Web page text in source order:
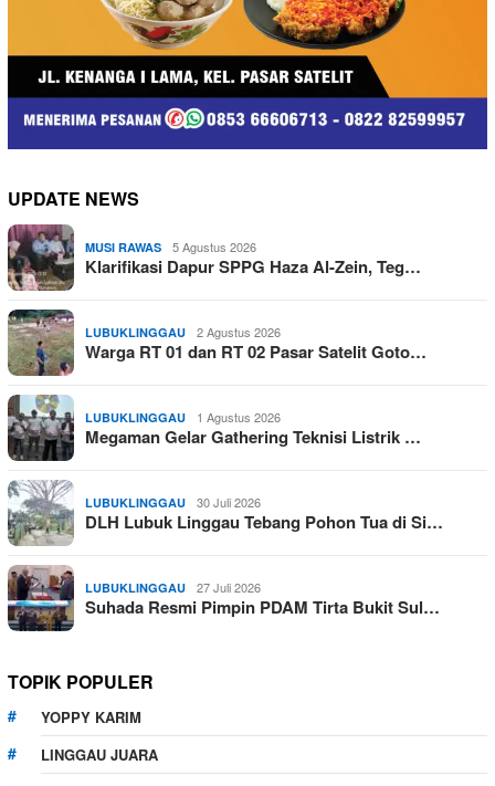
UPDATE NEWS
MUSI RAWAS 5 Agustus 2026
Klarifikasi Dapur SPPG Haza Al-Zein, Teg…
LUBUKLINGGAU 2 Agustus 2026
Warga RT 01 dan RT 02 Pasar Satelit Goto…
LUBUKLINGGAU 1 Agustus 2026
Megaman Gelar Gathering Teknisi Listrik …
LUBUKLINGGAU 30 Juli 2026
DLH Lubuk Linggau Tebang Pohon Tua di Si…
LUBUKLINGGAU 27 Juli 2026
Suhada Resmi Pimpin PDAM Tirta Bukit Sul…
TOPIK POPULER
YOPPY KARIM
LINGGAU JUARA